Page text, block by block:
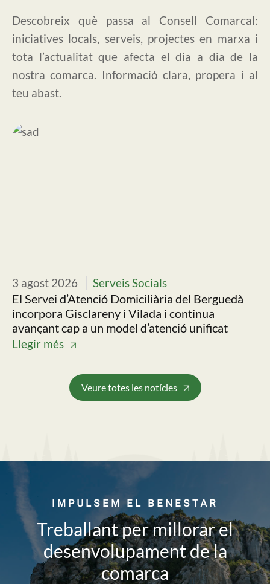
Descobreix què passa al Consell Comarcal:
iniciatives locals, serveis, projectes en marxa i
tota l’actualitat que afecta el dia a dia de la
nostra comarca. Informació clara, propera i al
teu abast.
Imatge
3 agost 2026 Serveis Socials
El Servei d’Atenció Domiciliària del Berguedà
incorpora Gisclareny i Vilada i continua
avançant cap a un model d’atenció unificat
Llegir més
Veure totes les notícies
IMPULSEM EL BENESTAR
Treballant per millorar el
desenvolupament de la
comarca